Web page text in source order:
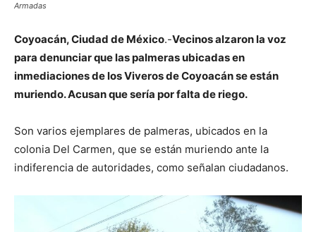
Armadas
Coyoacán, Ciudad de México.-Vecinos alzaron la voz
para denunciar que las palmeras ubicadas en
inmediaciones de los Viveros de Coyoacán se están
muriendo. Acusan que sería por falta de riego.
Son varios ejemplares de palmeras, ubicados en la
colonia Del Carmen, que se están muriendo ante la
indiferencia de autoridades, como señalan ciudadanos.